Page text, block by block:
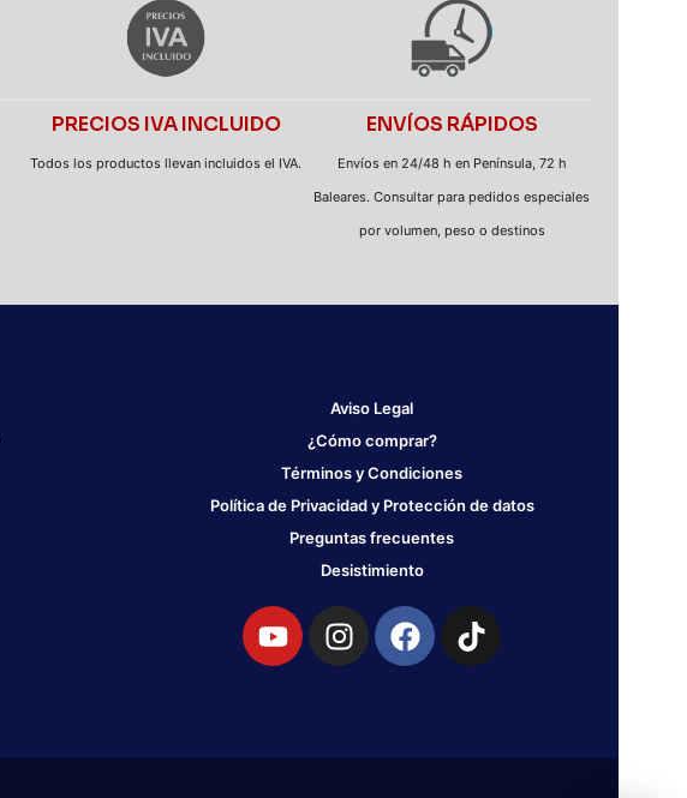
PRECIOS IVA INCLUIDO
Todos los productos llevan incluidos el IVA.
ENVÍOS RÁPIDOS
Envíos en 24/48 h en Península, 72 h
Baleares. Consultar para pedidos especiales
por volumen, peso o destinos
Aviso Legal
¿Cómo comprar?
Términos y Condiciones
Política de Privacidad y Protección de datos
Preguntas frecuentes
Desistimiento